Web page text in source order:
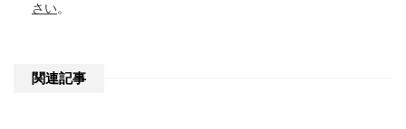
さい。
関連記事